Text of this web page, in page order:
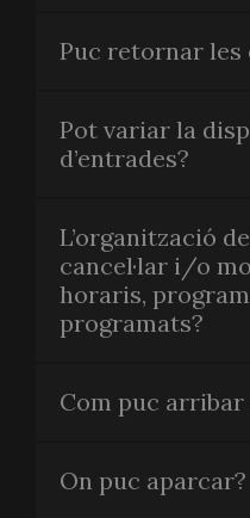
Puc retornar les
Pot variar la
d’entrades?
L’organització
cancel·lar i/o
horaris,
programats?
Com puc arribar
On puc aparcar?